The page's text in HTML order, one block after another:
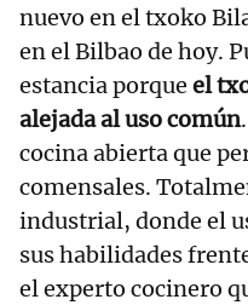
nuevo en el txoko
en el Bilbao de hoy.
estancia porque el
alejada al uso común
cocina abierta que
comensales.
industrial, donde el
sus habilidades
el experto cocinero